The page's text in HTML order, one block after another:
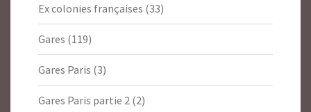
Ex colonies françaises (33)
Gares (119)
Gares Paris (3)
Gares Paris partie 2 (2)